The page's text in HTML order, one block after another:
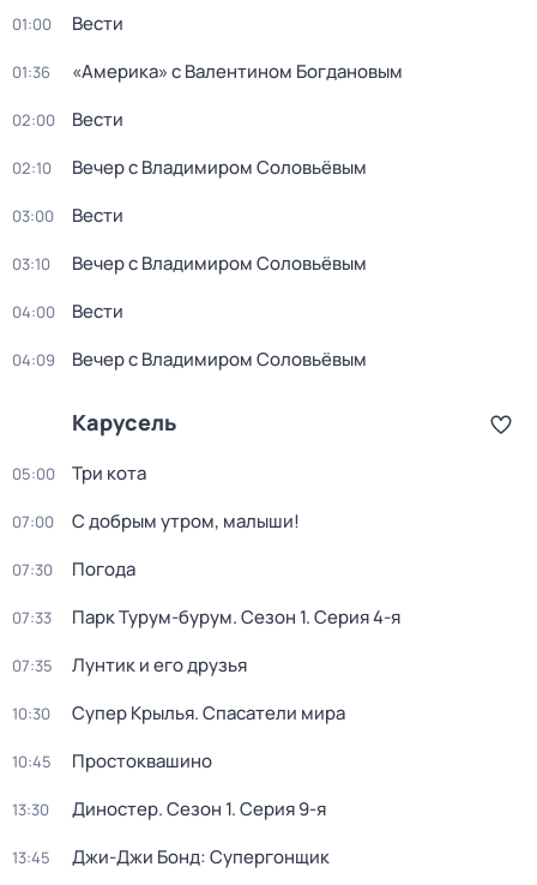
01:00 Вести
01:36 «Америка» с Валентином Богдановым
02:00 Вести
02:10 Вечер с Владимиром Соловьёвым
03:00 Вести
03:10 Вечер с Владимиром Соловьёвым
04:00 Вести
04:09 Вечер с Владимиром Соловьёвым
Карусель
05:00 Три кота
07:00 С добрым утром, малыши!
07:30 Погода
07:33 Парк Турум-бурум. Сезон 1. Серия 4-я
07:35 Лунтик и его друзья
10:30 Супер Крылья. Спасатели мира
10:45 Простоквашино
13:30 Диностер. Сезон 1. Серия 9-я
13:45 Джи-Джи Бонд: Супергонщик